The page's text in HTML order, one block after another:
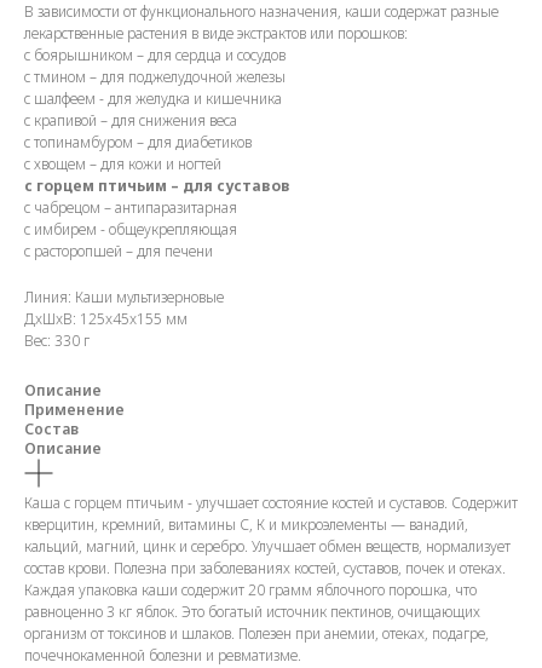
В зависимости от функционального назначения, каши содержат разные
лекарственные растения в виде экстрактов или порошков:
с боярышником – для сердца и сосудов
с тмином – для поджелудочной железы
с шалфеем - для желудка и кишечника
с крапивой – для снижения веса
с топинамбуром – для диабетиков
с хвощем – для кожи и ногтей
с горцем птичьим – для суставов
с чабрецом – антипаразитарная
с имбирем - общеукрепляющая
с расторопшей – для печени
Линия: Каши мультизерновые
ДxШxВ: 125x45x155 мм
Вес: 330 г
Описание
Применение
Состав
Описание
Каша с горцем птичьим - улучшает состояние костей и суставов. Содержит
кверцитин, кремний, витамины С, К и микроэлементы — ванадий,
кальций, магний, цинк и серебро. Улучшает обмен веществ, нормализует
состав крови. Полезна при заболеваниях костей, суставов, почек и отеках.
Каждая упаковка каши содержит 20 грамм яблочного порошка, что
равноценно 3 кг яблок. Это богатый источник пектинов, очищающих
организм от токсинов и шлаков. Полезен при анемии, отеках, подагре,
почечнокаменной болезни и ревматизме.